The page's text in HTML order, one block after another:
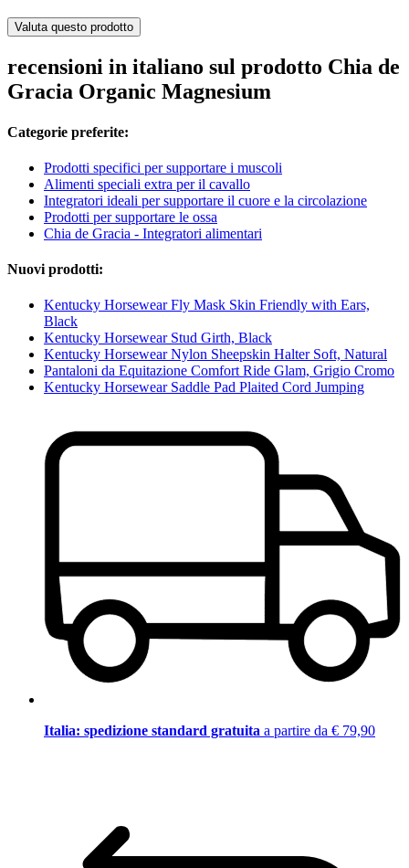
Valuta questo prodotto
recensioni in italiano sul prodotto Chia de
Gracia Organic Magnesium
Categorie preferite:
Prodotti specifici per supportare i muscoli
Alimenti speciali extra per il cavallo
Integratori ideali per supportare il cuore e la circolazione
Prodotti per supportare le ossa
Chia de Gracia - Integratori alimentari
Nuovi prodotti:
Kentucky Horsewear Fly Mask Skin Friendly with Ears,
Black
Kentucky Horsewear Stud Girth, Black
Kentucky Horsewear Nylon Sheepskin Halter Soft, Natural
Pantaloni da Equitazione Comfort Ride Glam, Grigio Cromo
Kentucky Horsewear Saddle Pad Plaited Cord Jumping
Italia: spedizione standard gratuita a partire da € 79,90